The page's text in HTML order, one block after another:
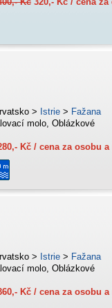
> Istrie > Fažana
molo, Oblázkové
Kč / cena za osobu a
> Istrie > Fažana
molo, Oblázkové
Kč / cena za osobu a